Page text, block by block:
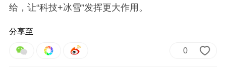
给，让“科技+冰雪”发挥更大作用。
分享至
0